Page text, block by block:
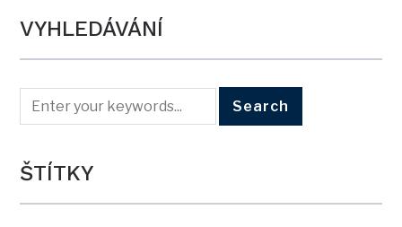
VYHLEDÁVÁNÍ
ŠTÍTKY